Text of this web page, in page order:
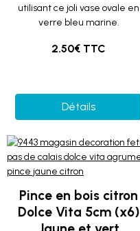
utilisant ce joli vase ovale en
verre bleu marine.
2.50€ TTC
Détails
Pince en bois citron
Dolce Vita 5cm (x6)